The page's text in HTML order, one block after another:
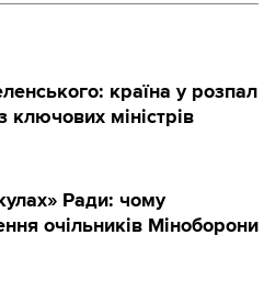
країна у розпал
ключових міністрів
Ради: чому
очільників Міноборони